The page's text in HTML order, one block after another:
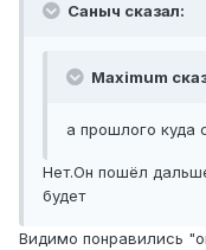
Саныч сказал:
Maximum
а прошлого куда
Нет.Он пошёл
будет
Видимо понравились